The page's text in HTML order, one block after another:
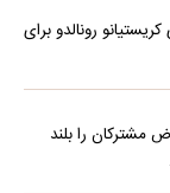
رونالدو برای
مشترکان را بلند